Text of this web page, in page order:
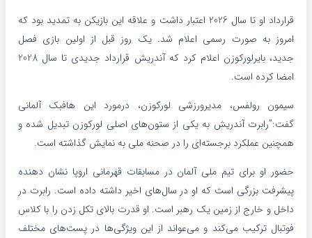
قرارداد او تا سال 2026 اعتبار داشت و علاقه این بازیکن به تمدید بود که
امروز به صورت رسمی اعلام شد. یک روز قبل از اولین بازی فصل
جدید، بایرلورکوزن اعلام کرد که آندریش قرارداد جدیدی تا سال 2028
امضا کرده است.
سیمون رولفس، مدیرورزشی لورکوزن، درمورد این هافبک آلمانی
گفت:”رابرت آندریش به یکی از ستون‌های اصلی لورکوزن تبدیل شده و
همچنین عملکرد برجسته‌ای را در صحنه ملی به نمایش گذاشته است.
حضور او برای تیم ملی آلمان در مسابقات قهرمانی اروپا نشان دهنده
پیشرفت بزرگی است که او در سال‌های اخیر داشته داده است. رابرت در
داخل و خارج از زمین یک رهبر است. او قدرت بالای تکل زدن را با کلاس
فوتبال ترکیب می‌کند و می‌عواند از این ویژگی‌ها در پست‌های مختلف